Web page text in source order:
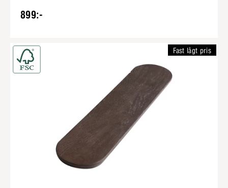
899:-
Fast lågt pris